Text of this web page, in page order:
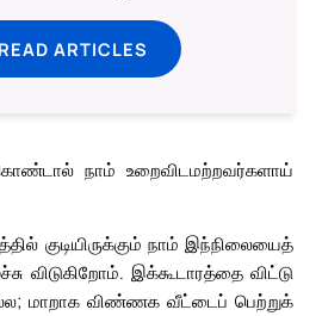
READ ARTICLES
நாம் உறைவிடமற்றவர்களாய்
குடியிருக்கும் நாம் இந்நிலையைத்
விடுகிறோம். இக்கூடாரத்தை விட்டு
மாறாக விண்ணக வீட்டைப் பெற்றுக்